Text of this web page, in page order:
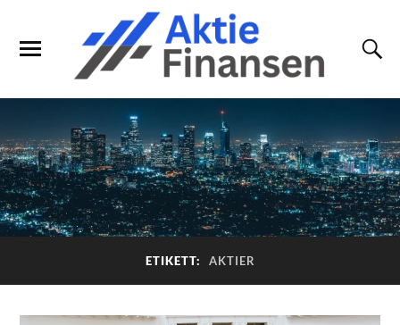
ETIKETT: AKTIER